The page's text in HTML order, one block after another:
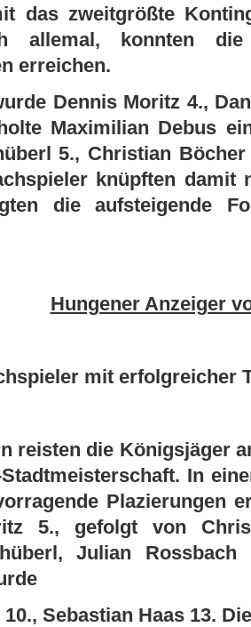
das zweitgrößte
allemal, konnten
erreichen.
Dennis Moritz 4.,
Maximilian Debus
5., Christian
knüpften damit
die aufsteigende
Hungener Anzeiger
mit erfolgreicher
reisten die Königsjäger
In
Plazierungen
5., gefolgt von
Julian
Sebastian Haas 13.